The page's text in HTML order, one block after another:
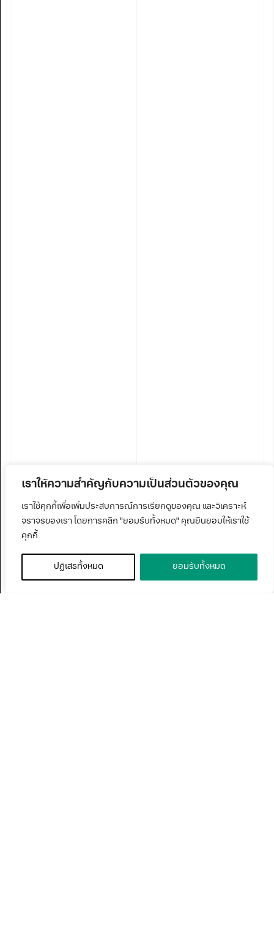
เราให้ความสำคัญกับความเป็นส่วนตัวของคุณ
เราใช้คุกกี้เพื่อเพิ่มประสบการณ์การเรียกดูของคุณ และวิเคราะห์
จราจรของเรา โดยการคลิก "ยอมรับทั้งหมด" คุณยินยอมให้เราใช้
คุกกี้
ปฏิเสธทั้งหมด ยอมรับทั้งหมด